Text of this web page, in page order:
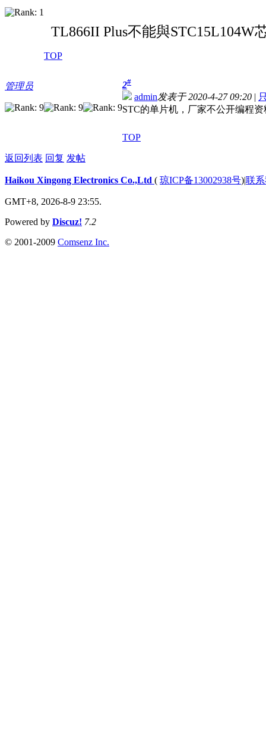
TL866II Plus不能與STC15L104W
TOP
管理员 2#
admin发表于 2020-4-27 09:20 |
STC的单片机，厂家不公开编程
TOP
返回列表 回复 发帖
Haikou Xingong Electronics Co.,Ltd ( 琼ICP备13002938号)|联
GMT+8, 2026-8-9 23:55.
Powered by Discuz! 7.2
© 2001-2009 Comsenz Inc.